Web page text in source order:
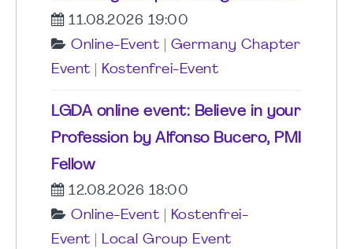
11.08.2026 19:00
Online-Event
Germany Chapter
Event
Kostenfrei-Event
LGDA online event: Believe in your
Profession by Alfonso Bucero, PMI
Fellow
12.08.2026 18:00
Online-Event
Kostenfrei-
Event
Local Group Event